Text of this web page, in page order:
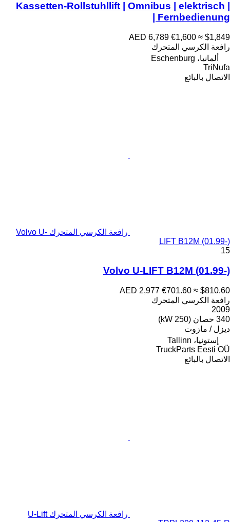
Kassetten-Rollstuhllift | Omnibus | elektrisch |
Fernbedienung |
AED 6,789 €1,600 ≈ $1,849
رافعة الكرسي المتحرك
ألمانيا، Eschenburg
TriNufa
الاتصال بالبائع
رافعة الكرسي المتحرك Volvo U-
LIFT B12M (01.99-)
15
Volvo U-LIFT B12M (01.99-)
AED 2,977 €701.60 ≈ $810.60
رافعة الكرسي المتحرك
2009
340 حصان (250 kW)
ديزل / مازوت
إستونيا، Tallinn
TruckParts Eesti OÜ
الاتصال بالبائع
رافعة الكرسي المتحرك U-Lift